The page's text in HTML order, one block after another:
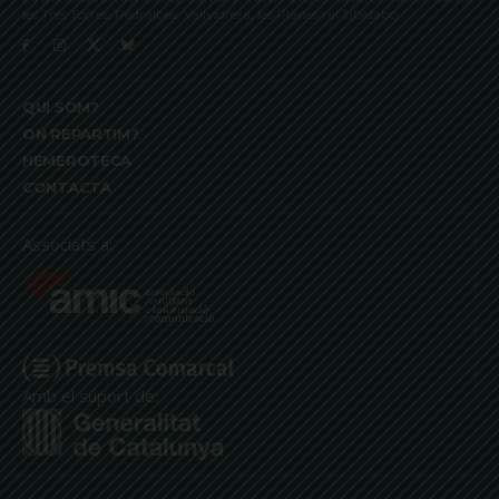
les Tres Torres, Pedralbes, Vallvidrera, les Planes i el Tibidabo
QUI SOM?
ON REPARTIM?
HEMEROTECA
CONTACTA
Associats a:
Amb el suport de: